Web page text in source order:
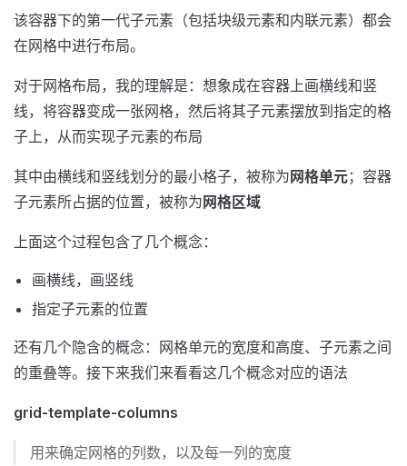
该容器下的第一代子元素（包括块级元素和内联元素）都会
在网格中进行布局。
对于网格布局，我的理解是：想象成在容器上画横线和竖
线，将容器变成一张网格，然后将其子元素摆放到指定的格
子上，从而实现子元素的布局
其中由横线和竖线划分的最小格子，被称为 网格单元；容器
子元素所占据的位置，被称为 网格区域
上面这个过程包含了几个概念：
画横线，画竖线
指定子元素的位置
还有几个隐含的概念：网格单元的宽度和高度、子元素之间
的重叠等。接下来我们来看看这几个概念对应的语法
grid-template-columns
用来确定网格的列数，以及每一列的宽度